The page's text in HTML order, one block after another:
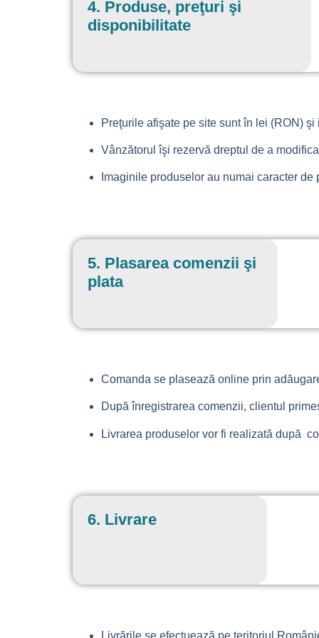
4. Produse, preţuri şi
disponibilitate
Preţurile afişate pe site sunt în lei (RON) şi
Vânzătorul îşi rezervă dreptul de a
Imaginile produselor au numai caracter
5. Plasarea comenzii şi
plata
Comanda se plasează online prin
După înregistrarea comenzii, clientul
Livrarea produselor vor fi realizată după
6. Livrare
Livrările se efectuează pe teritoriul